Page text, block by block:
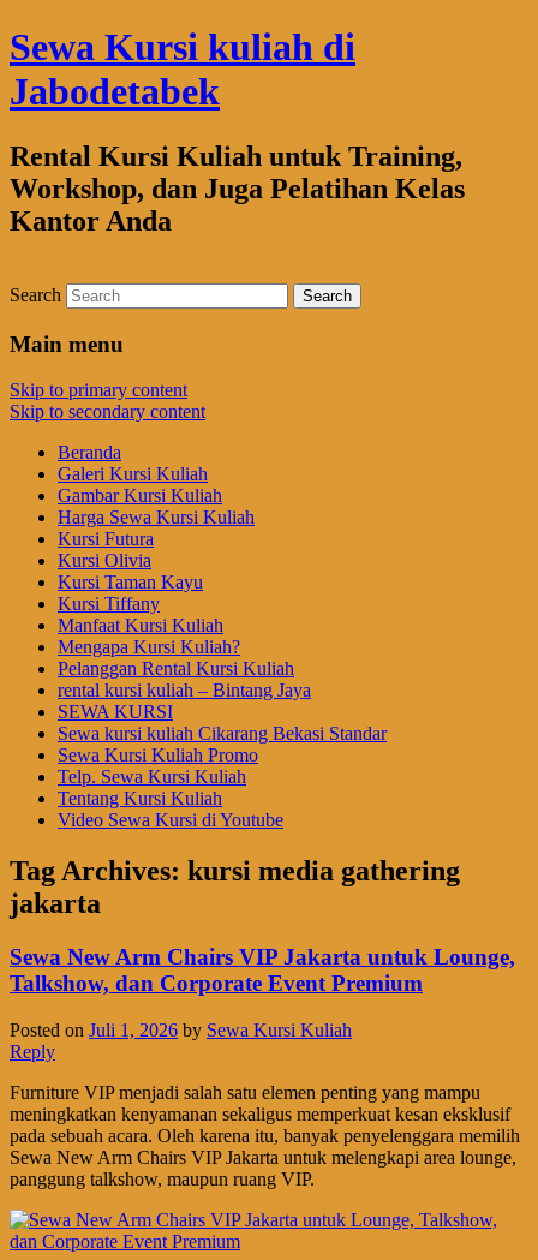
Sewa Kursi kuliah di
Jabodetabek
Rental Kursi Kuliah untuk Training,
Workshop, dan Juga Pelatihan Kelas
Kantor Anda
Search
Main menu
Skip to primary content
Skip to secondary content
Beranda
Galeri Kursi Kuliah
Gambar Kursi Kuliah
Harga Sewa Kursi Kuliah
Kursi Futura
Kursi Olivia
Kursi Taman Kayu
Kursi Tiffany
Manfaat Kursi Kuliah
Mengapa Kursi Kuliah?
Pelanggan Rental Kursi Kuliah
rental kursi kuliah – Bintang Jaya
SEWA KURSI
Sewa kursi kuliah Cikarang Bekasi Standar
Sewa Kursi Kuliah Promo
Telp. Sewa Kursi Kuliah
Tentang Kursi Kuliah
Video Sewa Kursi di Youtube
Tag Archives: kursi media gathering
jakarta
Sewa New Arm Chairs VIP Jakarta untuk Lounge,
Talkshow, dan Corporate Event Premium
Posted on Juli 1, 2026 by Sewa Kursi Kuliah
Reply
Furniture VIP menjadi salah satu elemen penting yang mampu
meningkatkan kenyamanan sekaligus memperkuat kesan eksklusif
pada sebuah acara. Oleh karena itu, banyak penyelenggara memilih
Sewa New Arm Chairs VIP Jakarta untuk melengkapi area lounge,
panggung talkshow, maupun ruang VIP.